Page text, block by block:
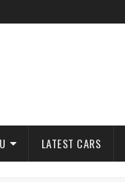
LATEST CARS